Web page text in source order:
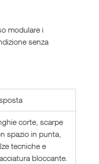
modulare i
senza
corte, scarpe
spazio in punta,
tecniche e
bloccante.